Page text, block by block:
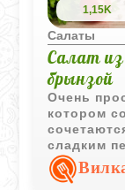
1,15K
Салаты
Салат
брынзой
Очень
котором
сладким
подходит
качестве